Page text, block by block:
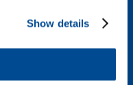
Show details